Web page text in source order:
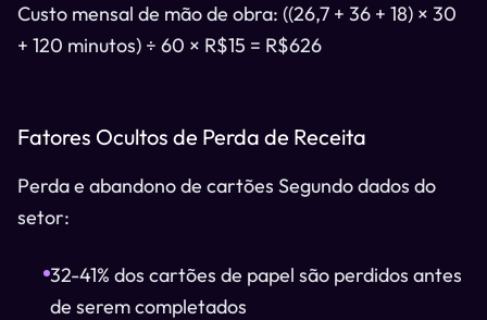
Custo mensal de mão de obra: ((26,7 + 36 + 18) × 30
+ 120 minutos) ÷ 60 × R$15 = R$626
Fatores Ocultos de Perda de Receita
Perda e abandono de cartões Segundo dados do
setor:
32-41% dos cartões de papel são perdidos antes
de serem completados